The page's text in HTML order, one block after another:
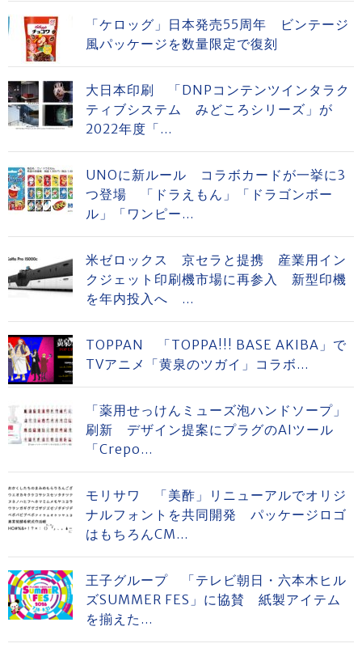
「ケロッグ」日本発売55周年 ビンテージ
風パッケージを数量限定で復刻
大日本印刷 「DNPコンテンツインタラク
ティブシステム みどころシリーズ」が
2022年度「...
UNOに新ルール コラボカードが一挙に3
つ登場 「ドラえもん」「ドラゴンボー
ル」「ワンピー...
米ゼロックス 京セラと提携 産業用イン
クジェット印刷機市場に再参入 新型印機
を年内投入へ ...
TOPPAN 「TOPPA!!! BASE AKIBA」で
TVアニメ「黄泉のツガイ」コラボ...
「薬用せっけんミューズ泡ハンドソープ」
刷新 デザイン提案にプラグのAIツール
「Crepo...
モリサワ 「美酢」リニューアルでオリジ
ナルフォントを共同開発 パッケージロゴ
はもちろんCM...
王子グループ 「テレビ朝日・六本木ヒル
ズSUMMER FES」に協賛 紙製アイテム
を揃えた...